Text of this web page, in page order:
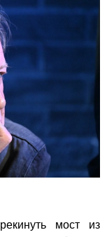
мост из